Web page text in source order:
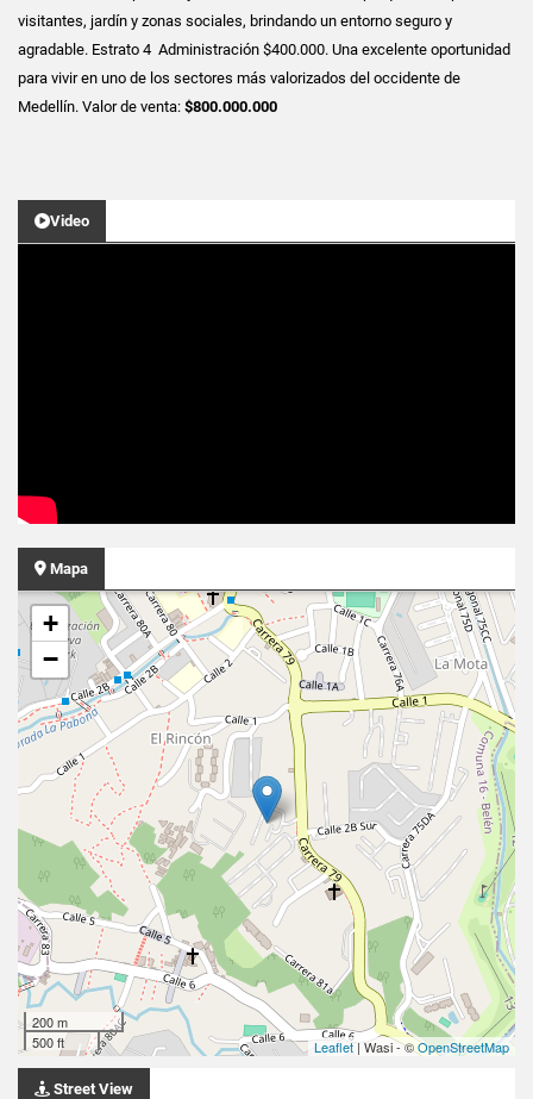
visitantes, jardín y zonas sociales, brindando un entorno seguro y
agradable. Estrato 4 Administración $400.000. Una excelente oportunidad
para vivir en uno de los sectores más valorizados del occidente de
Medellín. Valor de venta: $800.000.000
Video
Mapa
+
−
200 m
500 ft
Leaflet | Wasi - ©OpenStreetMap
Street View